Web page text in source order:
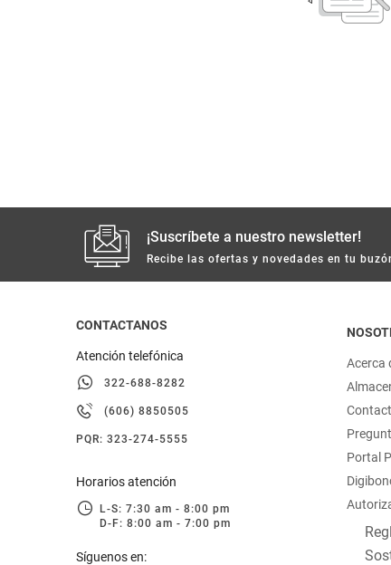
mascotas
limpieza
hogar
tecnología
moda
¡Suscríbete a nuestro newsletter!
Recibe las ofertas y novedades en tu
CONTACTANOS
Atención telefónica
322-688-8282
(606) 8850505
PQR: 323-274-5555
Horarios atención
L-S: 7:30 am - 8:00 pm
D-F: 8:00 am - 7:00 pm
Síguenos en:
Acerca
Portal